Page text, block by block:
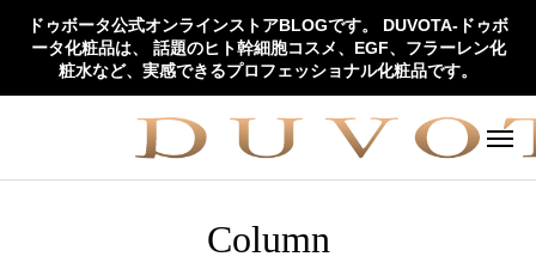
ドゥボータ公式オンラインストアBLOGです。 DUVOTA-ドゥボ
ータ化粧品は、 話題のヒト幹細胞コスメ、EGF、フラーレン化
粧水など、実感できるプロフェッショナル化粧品です。
Column